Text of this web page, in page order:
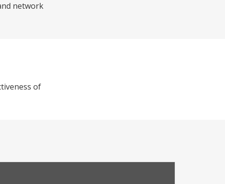
network
of